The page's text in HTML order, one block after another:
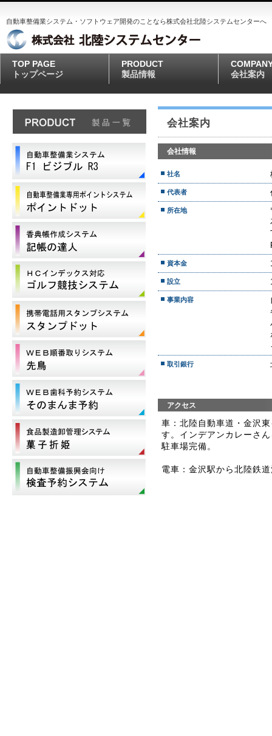
自動車整備業システム・ソフトウェア開発のことなら株式会社北陸システムセンターへ
会社案内
会社情報
社名
代表者
所在地
資本金
設立
事業内容
取引銀行
アクセス
車：北陸自動車道・金沢
す。インデアンカレーさ
駐車場完備。
電車：金沢駅から北陸鉄
TOP PAGE
トップページ
PRODUCT
製品情報
会社案内